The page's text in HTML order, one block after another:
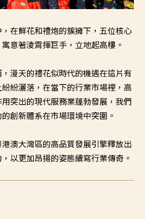
在鮮花和禮炮的簇擁下，五位核心
意著淩霄揮巨手，立地起高樓。
漫天的禮花似時代的機遇在這片有
紛灑落，在當下的行業市場裡，高
突出的現代服務業蓬勃發展，我們
創新體系在市場環境中突圍。
澳大灣區的高品質發展引擎釋放出
以更加昂揚的姿態續寫行業傳奇。